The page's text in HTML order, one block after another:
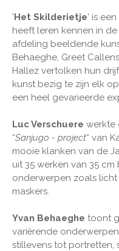
'Het Skilderietje' is
heeft leren kennen in
afdeling beeldende
Behaeghe, Greet
Hallez vertolken hun
kunst bezig te zijn elk
een heel gevarieerde
Luc Verschuere werkte
“Sanjugo - project“ van
mooie klanken van de
uit 35 werken van 35
onderwerpen zoals
maskers.
Yvan Behaeghe toont
variërende
stillevens tot portretten,